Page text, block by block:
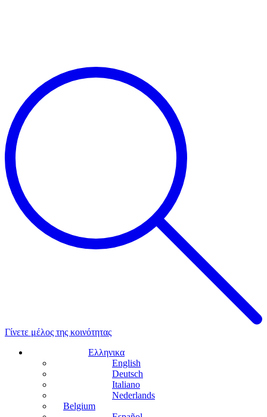
Γίνετε μέλος της κοινότητας
Ελληνικα
English
Deutsch
Italiano
Nederlands
Belgium